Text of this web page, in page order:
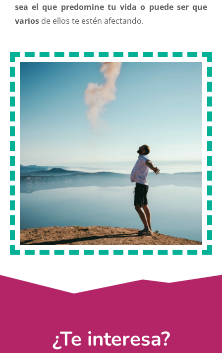
sea el que predomine tu vida o puede ser que
varios de ellos te estén afectando.
¿Te interesa?